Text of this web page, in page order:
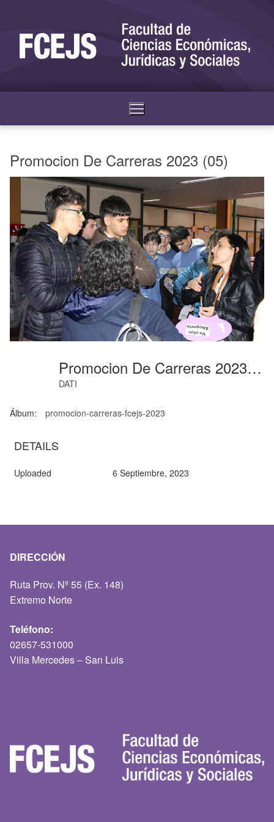
Promocion De Carreras 2023 (05)
Promocion De Carreras 2023 (05)
DATI
Álbum: promocion-carreras-fcejs-2023
DETAILS
Uploaded 6 Septiembre, 2023
DIRECCIÓN
Ruta Prov. Nº 55 (Ex. 148)
Extremo Norte
Teléfono:
02657-531000
Villa Mercedes – San Luis